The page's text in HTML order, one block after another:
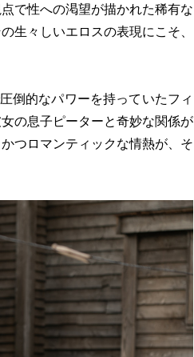
で性への渇望が描かれた稀有な
生々しいエロスの表現にこそ、
倒的なパワーを持っていたフィ
の息子ピーターと奇妙な関係が
つロマンティックな情熱が、そ